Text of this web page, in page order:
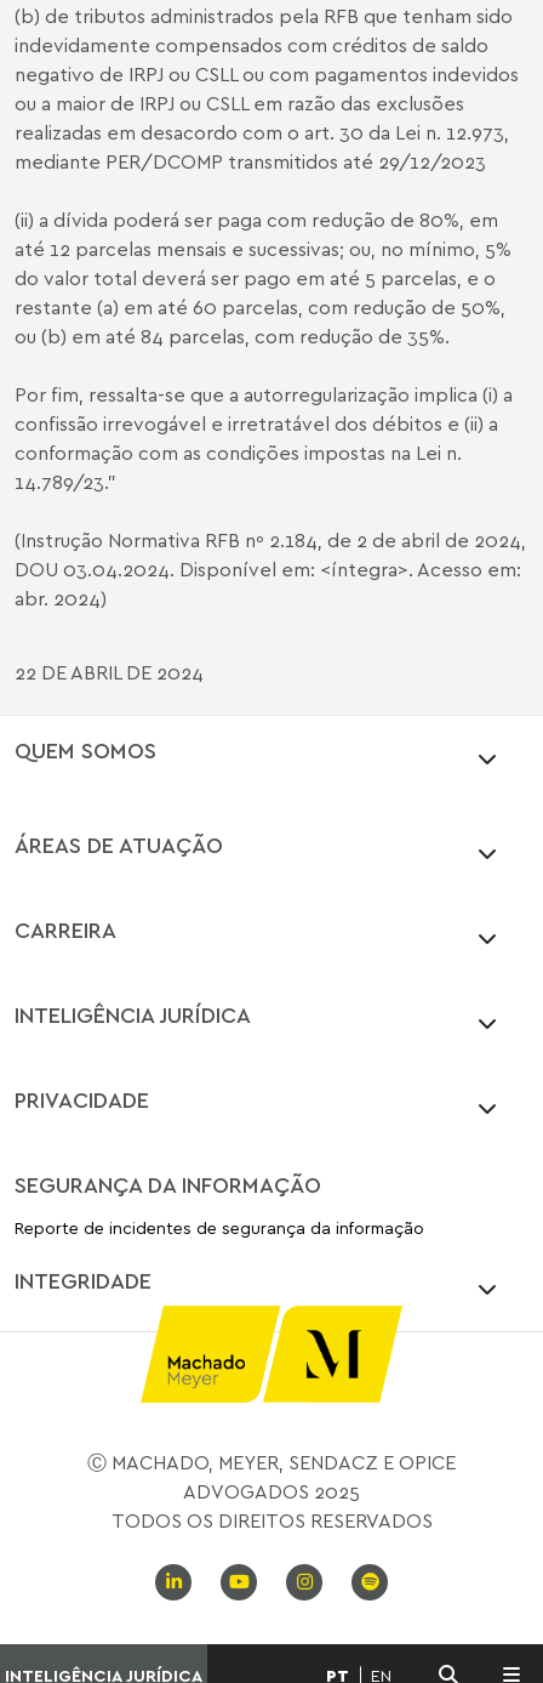
(b) de tributos administrados pela RFB que tenham sido
indevidamente compensados com créditos de saldo
negativo de IRPJ ou CSLL ou com pagamentos indevidos
ou a maior de IRPJ ou CSLL em razão das exclusões
realizadas em desacordo com o art. 30 da Lei n. 12.973,
mediante PER/DCOMP transmitidos até 29/12/2023
(ii) a dívida poderá ser paga com redução de 80%, em
até 12 parcelas mensais e sucessivas; ou, no mínimo, 5%
do valor total deverá ser pago em até 5 parcelas, e o
restante (a) em até 60 parcelas, com redução de 50%,
ou (b) em até 84 parcelas, com redução de 35%.
Por fim, ressalta-se que a autorregularização implica (i) a
confissão irrevogável e irretratável dos débitos e (ii) a
conformação com as condições impostas na Lei n.
14.789/23.”
(Instrução Normativa RFB nº 2.184, de 2 de abril de 2024,
DOU 03.04.2024. Disponível em: <íntegra>. Acesso em:
abr. 2024)
22 DE ABRIL DE 2024
QUEM SOMOS
ÁREAS DE ATUAÇÃO
CARREIRA
INTELIGÊNCIA JURÍDICA
PRIVACIDADE
SEGURANÇA DA INFORMAÇÃO
Reporte de incidentes de segurança da informação
INTEGRIDADE
Ⓒ MACHADO, MEYER, SENDACZ E OPICE
ADVOGADOS 2025
TODOS OS DIREITOS RESERVADOS
INTELIGÊNCIA JURÍDICA PT EN